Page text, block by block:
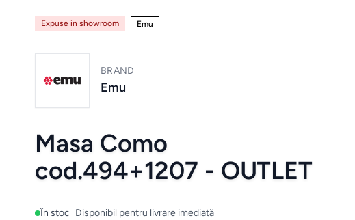
Wishlist
Expuse in showroom Emu
BRAND
Emu
Masa Como
cod.494+1207 - OUTLET
În stoc Disponibil pentru livrare imediată